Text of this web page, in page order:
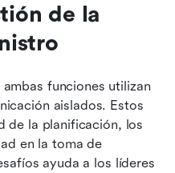
de la
funciones utilizan
aislados. Estos
de la planificación, los
en la toma de
ayuda a los líderes